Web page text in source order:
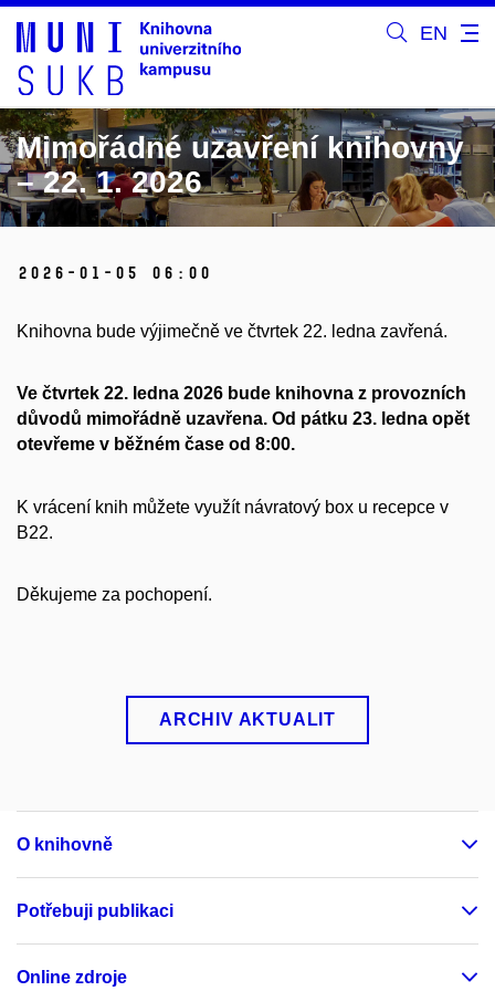
EN
Mimořádné uzavření knihovny
– 22. 1. 2026
2026-01-05 06:00
Knihovna bude výjimečně ve čtvrtek 22. ledna zavřená.
Ve čtvrtek 22. ledna 2026 bude knihovna z provozních
důvodů mimořádně uzavřena. Od pátku 23. ledna opět
otevřeme v běžném čase od 8:00.
K vrácení knih můžete využít návratový box u recepce v
B22.
Děkujeme za pochopení.
ARCHIV AKTUALIT
O knihovně
Potřebuji publikaci
Online zdroje